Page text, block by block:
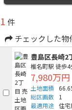
1 件
チェックした物
豊島区長崎2
椎名町駅 徒歩4
7,980万円
土地面積
総区画数
1
最適用途 住宅